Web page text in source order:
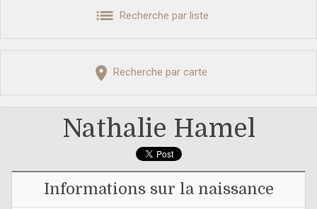
Recherche par liste
Recherche par carte
Nathalie Hamel
Informations sur la naissance